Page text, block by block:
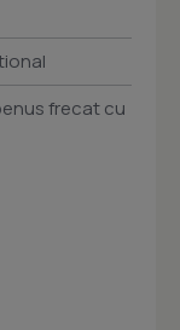
frecat cu